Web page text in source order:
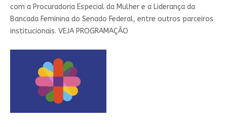
com a Procuradoria Especial da Mulher e a Liderança da
Bancada Feminina do Senado Federal, entre outros parceiros
institucionais. VEJA PROGRAMAÇÃO